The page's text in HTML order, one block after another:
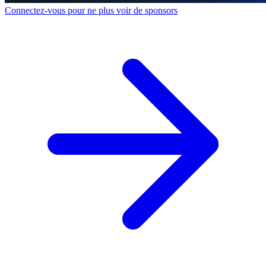
Connectez-vous pour ne plus voir de sponsors